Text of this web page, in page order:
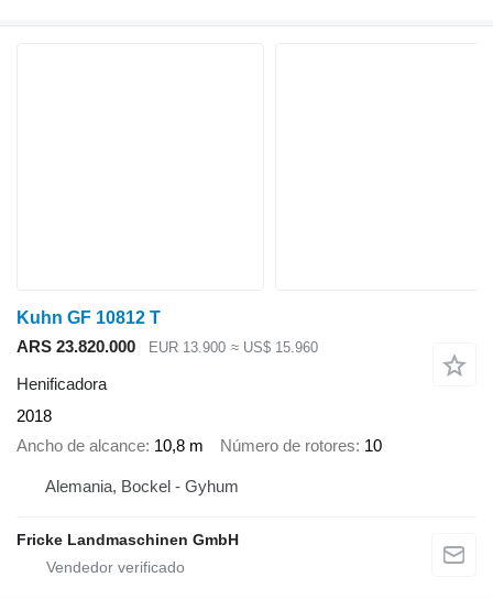
Kuhn GF 10812 T
ARS 23.820.000
EUR 13.900 ≈ US$ 15.960
Henificadora
2018
Ancho de alcance 10,8 m Número de rotores 10
Alemania, Bockel - Gyhum
Fricke Landmaschinen GmbH